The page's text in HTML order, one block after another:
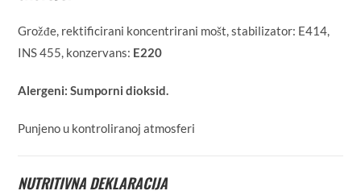
Grožđe, rektificirani koncentrirani mošt, stabilizator: E414,
INS 455, konzervans: E220
Alergeni: Sumporni dioksid.
Punjeno u kontroliranoj atmosferi
NUTRITIVNA DEKLARACIJA